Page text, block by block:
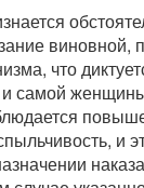
виновной,
что
и самой
и